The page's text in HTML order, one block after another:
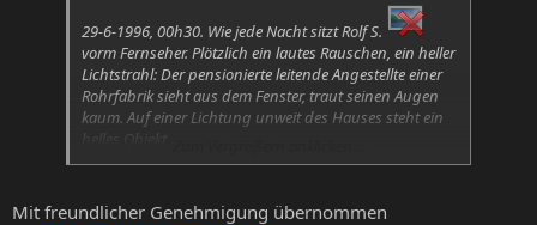
29-6-1996, 00h30. Wie jede Nacht sitzt Rolf S.
vorm Fernseher. Plötzlich ein lautes Rauschen, ein heller
Lichtstrahl: Der pensionierte leitende Angestellte einer
Rohrfabrik sieht aus dem Fenster, traut seinen Augen
kaum. Auf einer Lichtung unweit des Hauses steht ein
helles Objekt ...
Hinter einer alten Linde in 200 Meter Entfernung hab
Mit freundlicher Genehmigung übernommen